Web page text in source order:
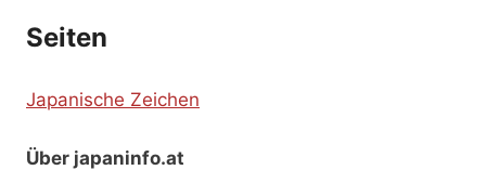
Seiten
Japanische Zeichen
Über japaninfo.at